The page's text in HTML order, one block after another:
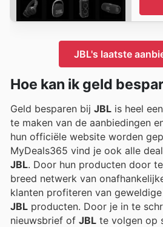
JBL's laatste
Hoe kan ik geld
Geld besparen bij JBL is heel
te maken van de aanbiedingen
hun officiële website worden
MyDeals365 vind je ook alle
JBL. Door hun producten door
breed netwerk van
klanten profiteren van
JBL producten. Door je in te
nieuwsbrief of JBL te volgen op